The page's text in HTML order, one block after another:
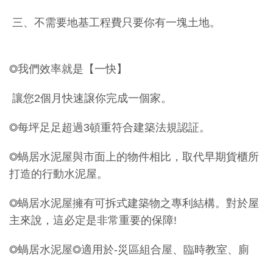
三、不需要地基工程費只要你有一塊土地。
◎我們效率就是【一快】
讓您2個月快速譲你完成一個家。
◎每坪足足超過3頓重符合建築法規認証。
◎蝸居水泥屋與市面上的物件相比，取代早期貨櫃所
打造的行動水泥屋。
◎蝸居水泥屋擁有可拆式建築物之專利結構。對於屋
主來說，這必定是非常重要的保障!
◎蝸居水泥屋◎適用於-災區組合屋、臨時教室、廁